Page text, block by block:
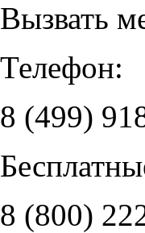
Вызвать
Телефон:
8 (499)
8 (800)